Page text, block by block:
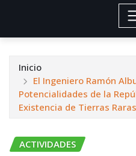
Inicio
El Ingeniero Ramón
Potencialidades de la
Existencia de Tierras Raras
ACTIVIDADES